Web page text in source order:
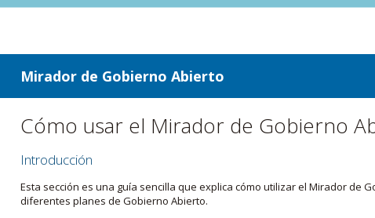
ir a contenido
ir al menú
Mirador de Gobierno Abierto
Cómo usar el Mirador de Gobierno
Introducción
Esta sección es una guía sencilla que explica cómo utilizar el Mirador
diferentes planes de Gobierno Abierto.